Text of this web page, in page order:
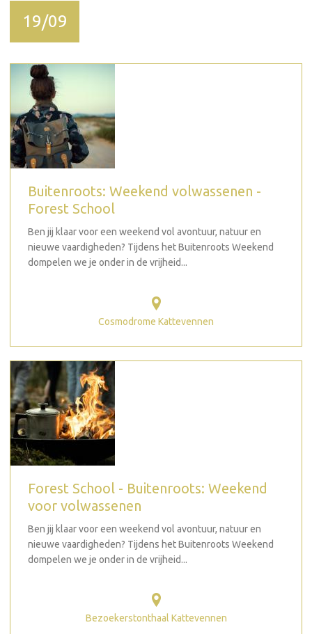
19/09
Buitenroots: Weekend volwassenen -
Forest School
Ben jij klaar voor een weekend vol avontuur, natuur en
nieuwe vaardigheden? Tijdens het Buitenroots Weekend
dompelen we je onder in de vrijheid...
Cosmodrome Kattevennen
Forest School - Buitenroots: Weekend
voor volwassenen
Ben jij klaar voor een weekend vol avontuur, natuur en
nieuwe vaardigheden? Tijdens het Buitenroots Weekend
dompelen we je onder in de vrijheid...
Bezoekerstonthaal Kattevennen